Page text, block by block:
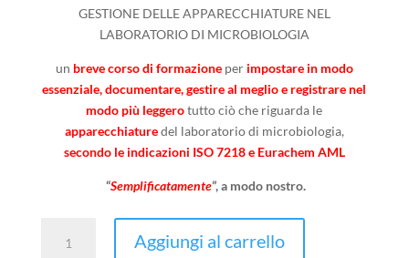
GESTIONE DELLE APPARECCHIATURE NEL
LABORATORIO DI MICROBIOLOGIA
un breve corso di formazione per impostare in modo
essenziale, documentare, gestire al meglio e registrare nel
modo più leggero tutto ciò che riguarda le
apparecchiaturedel laboratorio di microbiologia,
secondo le indicazioni ISO 7218 e Eurachem AML
“Semplificatamente”, a modo nostro.
Corso
Aggiungi al carrello